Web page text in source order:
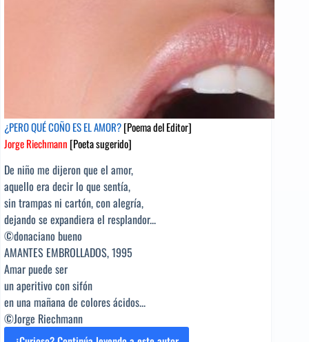
¿PERO QUÉ COÑO ES EL AMOR?[Poema del Editor]
Jorge Riechmann [Poeta sugerido]
De niño me dijeron que el amor,
aquello era decir lo que sentía,
sin trampas ni cartón, con alegría,
dejando se expandiera el resplandor...
©donaciano bueno
AMANTES EMBROLLADOS, 1995
Amar puede ser
un aperitivo con sifón
en una mañana de colores ácidos...
©Jorge Riechmann